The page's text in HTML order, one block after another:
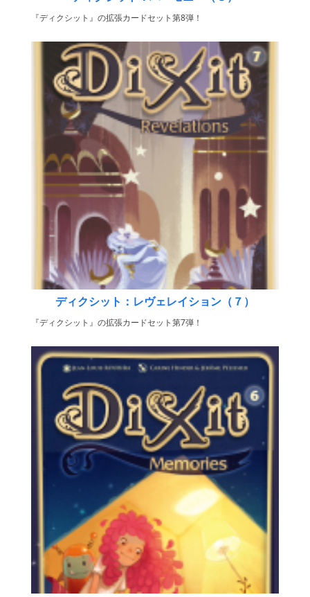
『ディクシット』の拡張カードセット第8弾！
ディクシット：レヴェレイション（７）
『ディクシット』の拡張カードセット第7弾！